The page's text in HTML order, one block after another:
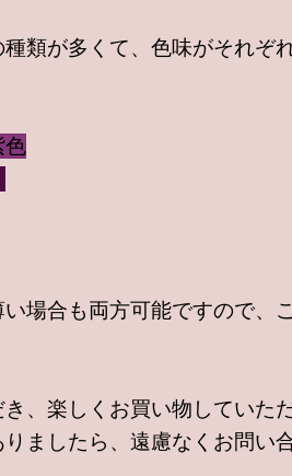
類が多くて、色味がそれぞ
色
場合も両方可能ですので、
、楽しくお買い物していた
ましたら、遠慮なくお問い